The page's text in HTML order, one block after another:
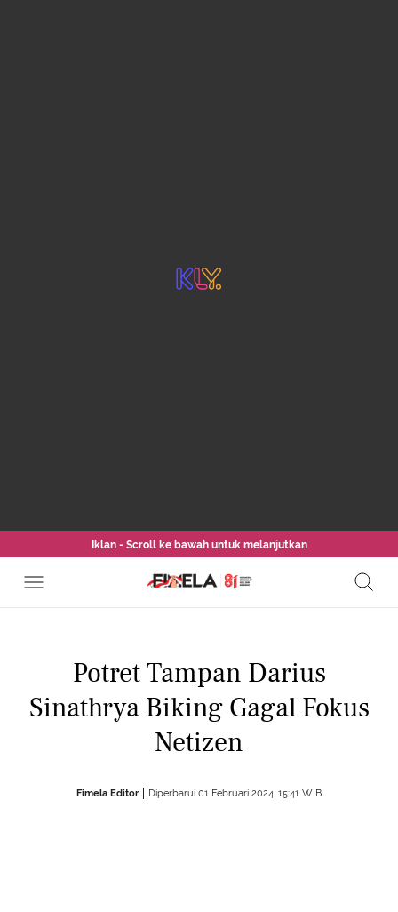
Iklan - Scroll ke bawah untuk melanjutkan
Potret Tampan Darius
Sinathrya Biking Gagal Fokus
Netizen
Fimela Editor Diperbarui 01 Februari 2024, 15:41 WIB